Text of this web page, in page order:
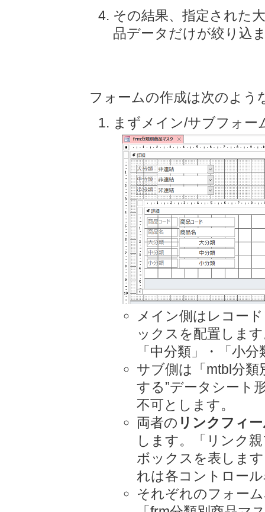
その結果、指定された
品データだけが絞り込
フォームの作成は次のよう
まずメイン/サブフォー
メイン側はレコー
ックスを配置しま
「中分類」・「小
サブ側は「mtbl分
する”データシート
不可とします。
両者の リンクフィ
します。「リンク
ボックスを表しま
れは各コントロー
それぞれのフォー